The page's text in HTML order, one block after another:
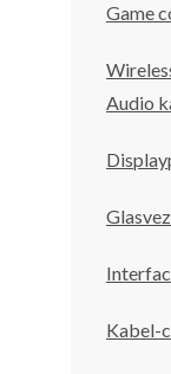
Game
Audio
Kabel-